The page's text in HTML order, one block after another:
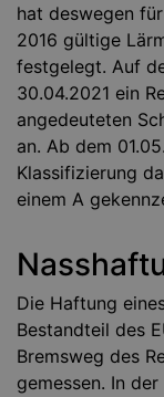
hat deswegen
2016 gültige
festgelegt. Auf
30.04.2021 ein
angedeuteten
an. Ab dem
Klassifizierung
einem A
Die Haftung
Bestandteil des
Bremsweg des
gemessen. In